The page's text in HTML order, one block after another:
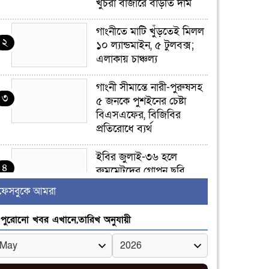
খুচরা বাজারে বাড়তি দাম
২
গাংনীতে মাটি খুঁড়তেই মিলল
১০ ল্যান্ডমাইন, ৫ টুলবক্স;
এলাকায় চাঞ্চল্য
৩
গাংনী সীমান্তে নারী-পুরুষসহ
৫ জনকে পুশইনের চেষ্টা
বিএসএফের, বিজিবির
প্রতিরোধে ব্যর্থ
৪
ইবির জুলাই-৩৬ হলে
রুমমেটদের গোপন ছবি
৫
র‍্যাব বিলুপ্ত হয়ে এসআরবি,
থাকছে নাগরিক অভিযোগের
আমরা
পুরোনো খবর এখানে,তারিখ অনুযায়ী